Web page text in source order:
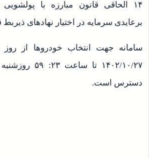
۱۴ الحاقی قانون مبارزه با
برعایدی سرمایه در اختیار نهادهای
سامانه جهت انتخاب خودروها از روز
دسترس است.